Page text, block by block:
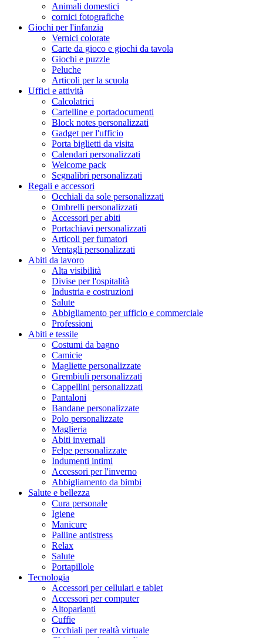
Animali domestici
cornici fotografiche
Giochi per l'infanzia
Vernici colorate
Carte da gioco e giochi da tavola
Giochi e puzzle
Peluche
Articoli per la scuola
Uffici e attività
Calcolatrici
Cartelline e portadocumenti
Block notes personalizzati
Gadget per l'ufficio
Porta biglietti da visita
Calendari personalizzati
Welcome pack
Segnalibri personalizzati
Regali e accessori
Occhiali da sole personalizzati
Ombrelli personalizzati
Accessori per abiti
Portachiavi personalizzati
Articoli per fumatori
Ventagli personalizzati
Abiti da lavoro
Alta visibilità
Divise per l'ospitalità
Industria e costruzioni
Salute
Abbigliamento per ufficio e commerciale
Professioni
Abiti e tessile
Costumi da bagno
Camicie
Magliette personalizzate
Grembiuli personalizzati
Cappellini personalizzati
Pantaloni
Bandane personalizzate
Polo personalizzate
Maglieria
Abiti invernali
Felpe personalizzate
Indumenti intimi
Accessori per l'inverno
Abbigliamento da bimbi
Salute e bellezza
Cura personale
Igiene
Manicure
Palline antistress
Relax
Salute
Portapillole
Tecnologia
Accessori per cellulari e tablet
Accessori per computer
Altoparlanti
Cuffie
Occhiali per realtà virtuale